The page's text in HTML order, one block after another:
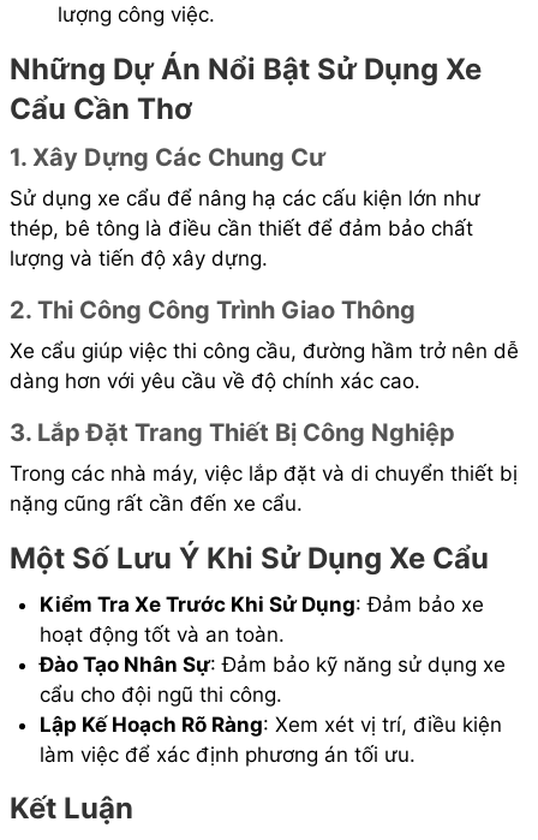
lượng công việc.
Những Dự Án Nổi Bật Sử Dụng Xe
Cẩu Cần Thơ
1. Xây Dựng Các Chung Cư
Sử dụng xe cẩu để nâng hạ các cấu kiện lớn như
thép, bê tông là điều cần thiết để đảm bảo chất
lượng và tiến độ xây dựng.
2. Thi Công Công Trình Giao Thông
Xe cẩu giúp việc thi công cầu, đường hầm trở nên dễ
dàng hơn với yêu cầu về độ chính xác cao.
3. Lắp Đặt Trang Thiết Bị Công Nghiệp
Trong các nhà máy, việc lắp đặt và di chuyển thiết bị
nặng cũng rất cần đến xe cẩu.
Một Số Lưu Ý Khi Sử Dụng Xe Cẩu
Kiểm Tra Xe Trước Khi Sử Dụng: Đảm bảo xe
hoạt động tốt và an toàn.
Đào Tạo Nhân Sự: Đảm bảo kỹ năng sử dụng xe
cẩu cho đội ngũ thi công.
Lập Kế Hoạch Rõ Ràng: Xem xét vị trí, điều kiện
làm việc để xác định phương án tối ưu.
Kết Luận